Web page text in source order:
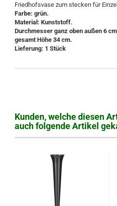
Friedhofsvase zum stecken für
Farbe: grün.
Material: Kunststoff.
Durchmesser ganz oben außen 6
gesamt Höhe 34 cm.
Lieferung: 1 Stück
Kunden, welche diesen
auch folgende Artikel